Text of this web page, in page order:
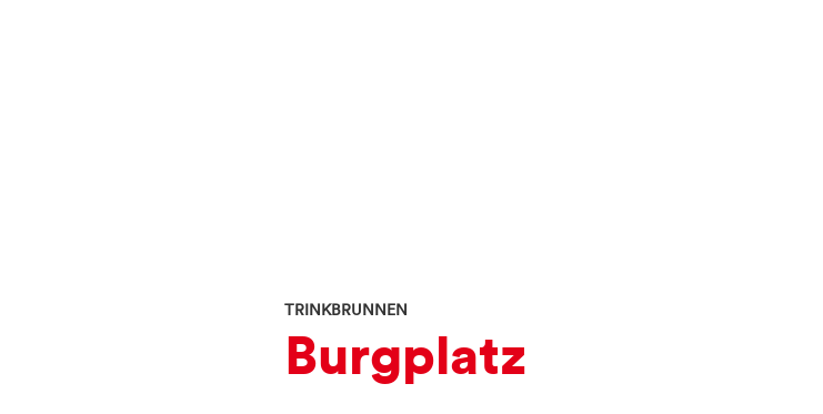
TRINKBRUNNEN
Burgplatz